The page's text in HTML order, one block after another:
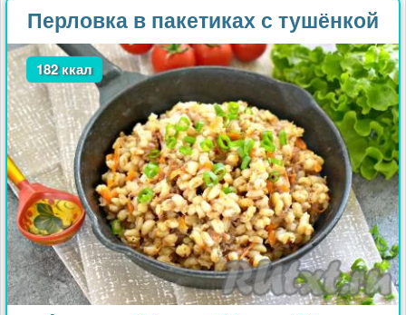
Перловка в пакетиках с тушёнкой
182 ккал